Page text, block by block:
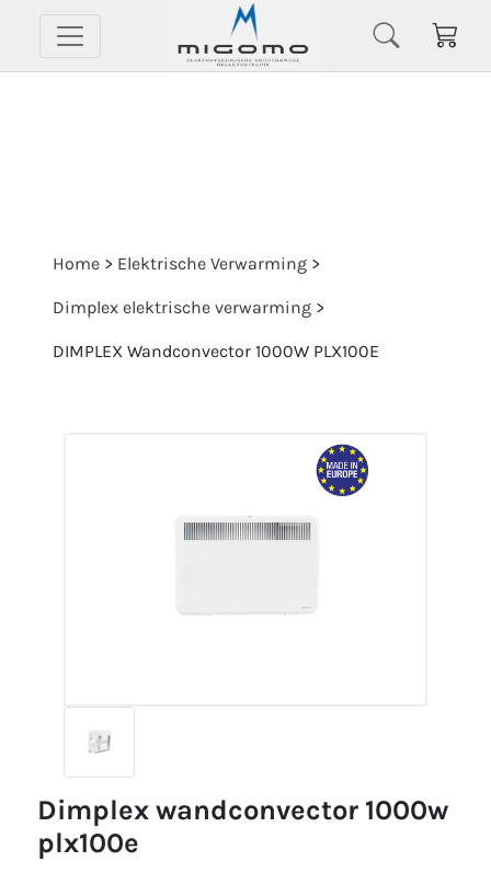
Home > Elektrische Verwarming >
Dimplex elektrische verwarming >
DIMPLEX Wandconvector 1000W PLX100E
dimplex wandconvector 1000w
plx100e